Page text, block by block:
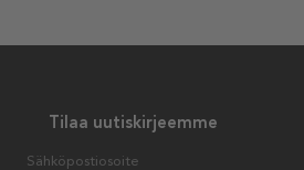
Tilaa uutiskirjeemme
Sähköpostiosoite